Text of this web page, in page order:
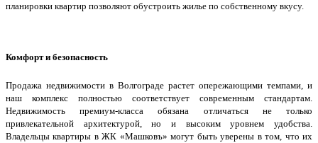
планировки квартир позволяют обустроить жилье по собственному вкусу.
Комфорт и безопасность
Продажа недвижимости в Волгограде растет опережающими темпами, и
наш комплекс полностью соответствует современным стандартам.
Недвижимость премиум-класса обязана отличаться не только
привлекательной архитектурой, но и высоким уровнем удобства.
Владельцы квартиры в ЖК «Машковъ» могут быть уверены в том, что их